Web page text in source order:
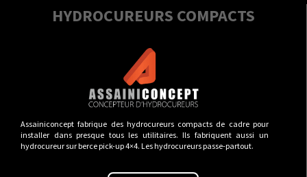
HYDROCUREURS COMPACTS
Assainiconcept fabrique des hydrocureurs compacts de cadre pour
installer dans presque tous les utilitaires. Ils fabriquent aussi un
hydrocureur sur berce pick-up 4×4. Les hydrocureurs passe-partout.